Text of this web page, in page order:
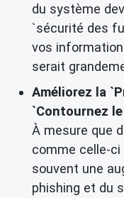
du système
`sécurité des
vos
serait
Améliorez la
`Contournez
À mesure que
comme celle-
souvent une
phishing et du